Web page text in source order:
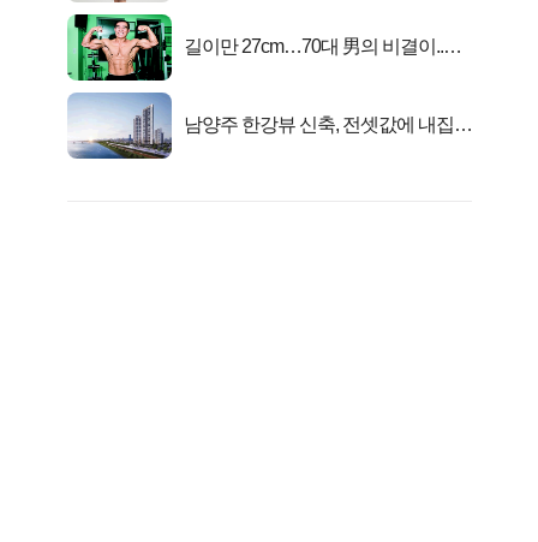
길이만 27cm…70대 男의 비결이..충
남양주 한강뷰 신축, 전셋값에 내집마